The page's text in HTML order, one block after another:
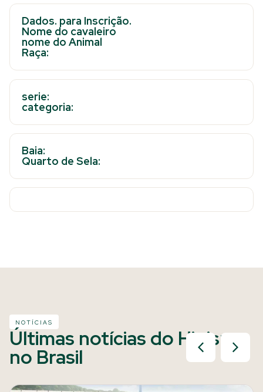
Dados. para Inscrição.
Nome do cavaleiro
nome do Animal
Raça:
serie:
categoria:
Baia:
Quarto de Sela:
NOTÍCIAS
Últimas notícias do Hipismo
no Brasil